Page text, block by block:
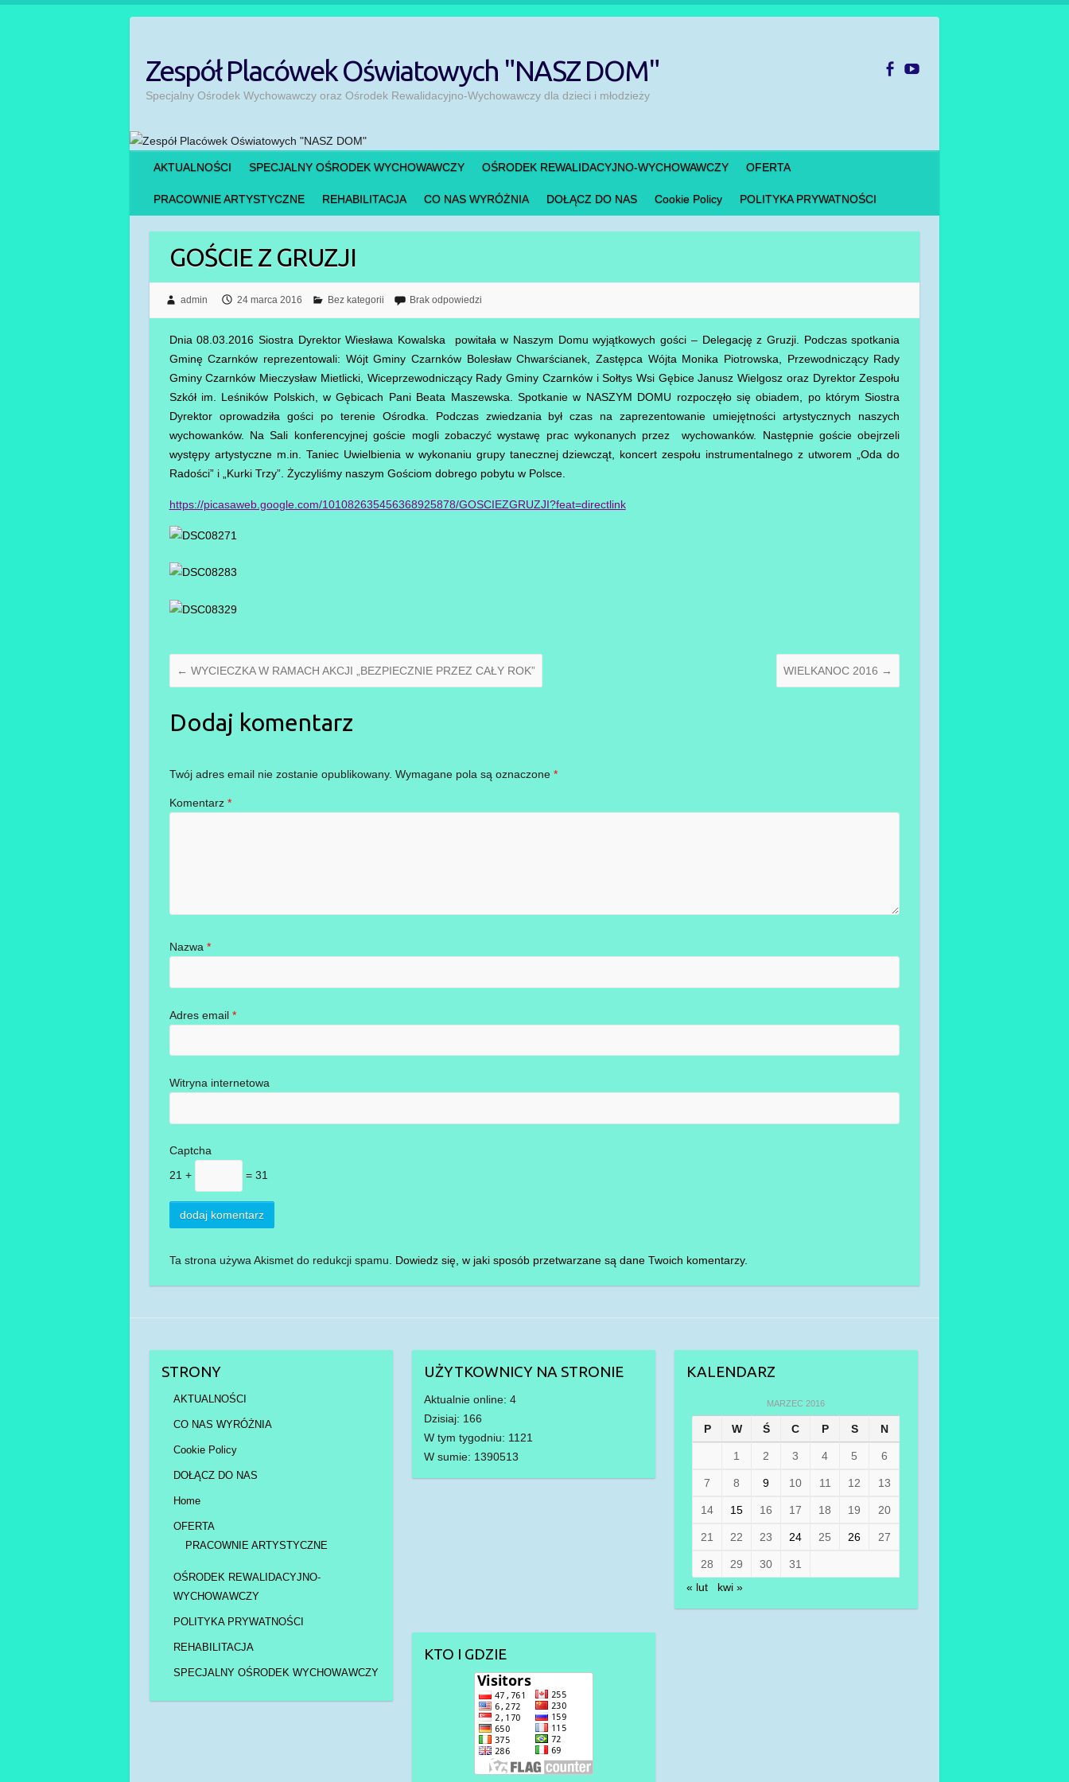
Zespół Placówek Oświatowych "NASZ DOM"
Specjalny Ośrodek Wychowawczy oraz Ośrodek Rewalidacyjno-Wychowawczy dla dzieci i młodzieży
AKTUALNOŚCI SPECJALNY OŚRODEK WYCHOWAWCZY OŚRODEK REWALIDACYJNO-WYCHOWAWCZY OFERTA
PRACOWNIE ARTYSTYCZNE REHABILITACJA CO NAS WYRÓŻNIA DOŁĄCZ DO NAS Cookie Policy POLITYKA PRYWATNOŚCI
GOŚCIE Z GRUZJI
admin 24 marca 2016 Bez kategorii Brak odpowiedzi
Dnia 08.03.2016 Siostra Dyrektor Wiesława Kowalska powitała w Naszym Domu wyjątkowych gości – Delegację z Gruzji. Podczas spotkania
Gminę Czarnków reprezentowali: Wójt Gminy Czarnków Bolesław Chwarścianek, Zastępca Wójta Monika Piotrowska, Przewodniczący Rady
Gminy Czarnków Mieczysław Mietlicki, Wiceprzewodniczący Rady Gminy Czarnków i Sołtys Wsi Gębice Janusz Wielgosz oraz Dyrektor Zespołu
Szkół im. Leśników Polskich, w Gębicach Pani Beata Maszewska. Spotkanie w NASZYM DOMU rozpoczęło się obiadem, po którym Siostra
Dyrektor oprowadziła gości po terenie Ośrodka. Podczas zwiedzania był czas na zaprezentowanie umiejętności artystycznych naszych
wychowanków. Na Sali konferencyjnej goście mogli zobaczyć wystawę prac wykonanych przez wychowanków. Następnie goście obejrzeli
występy artystyczne m.in. Taniec Uwielbienia w wykonaniu grupy tanecznej dziewcząt, koncert zespołu instrumentalnego z utworem „Oda do
Radości” i „Kurki Trzy”. Życzyliśmy naszym Gościom dobrego pobytu w Polsce.
https://picasaweb.google.com/101082635456368925878/GOSCIEZGRUZJI?feat=directlink
← WYCIECZKA W RAMACH AKCJI „BEZPIECZNIE PRZEZ CAŁY ROK” WIELKANOC 2016 →
Dodaj komentarz
Twój adres email nie zostanie opublikowany. Wymagane pola są oznaczone *
Komentarz *
Nazwa *
Adres email *
Witryna internetowa
Captcha
21 +
= 31
Ta strona używa Akismet do redukcji spamu. Dowiedz się, w jaki sposób przetwarzane są dane Twoich komentarzy.
STRONY
AKTUALNOŚCI
CO NAS WYRÓŻNIA
Cookie Policy
DOŁĄCZ DO NAS
Home
OFERTA
PRACOWNIE ARTYSTYCZNE
OŚRODEK REWALIDACYJNO-
WYCHOWAWCZY
POLITYKA PRYWATNOŚCI
REHABILITACJA
SPECJALNY OŚRODEK WYCHOWAWCZY
UŻYTKOWNICY NA STRONIE
Aktualnie online: 4
Dzisiaj: 166
W tym tygodniu: 1121
W sumie: 1390513
KALENDARZ
MARZEC 2016
P W Ś C P S N
1 2 3 4 5 6
7 8 9 10 11 12 13
14 15 16 17 18 19 20
21 22 23 24 25 26 27
28 29 30
31
« lut
kwi »
KTO I GDZIE